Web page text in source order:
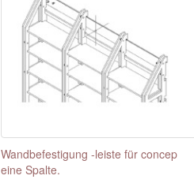
Wandbefestigung -leiste für concep
eine Spalte.